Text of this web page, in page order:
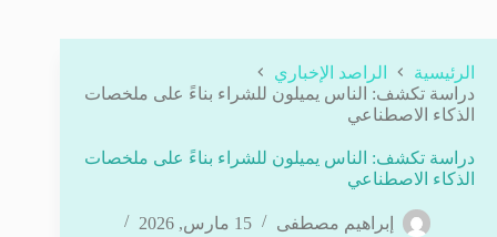
الرئيسية
الراصد الإخباري
دراسة تكشف: الناس يميلون للشراء بناءً على ملخصات
الذكاء الاصطناعي
دراسة تكشف: الناس يميلون للشراء بناءً على ملخصات
الذكاء الاصطناعي
إبراهيم مصطفى
15 مارس, 2026